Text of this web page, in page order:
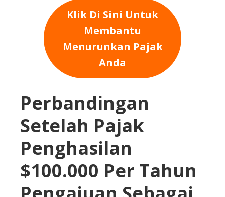
Klik Di Sini Untuk
Membantu
Menurunkan Pajak
Anda
Perbandingan
Setelah Pajak
Penghasilan
$100.000 Per Tahun